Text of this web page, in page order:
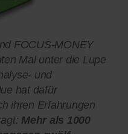
FOCUS-MONEY
Mal unter die Lupe
und
hat dafür
ihren Erfahrungen
Mehr als 1000